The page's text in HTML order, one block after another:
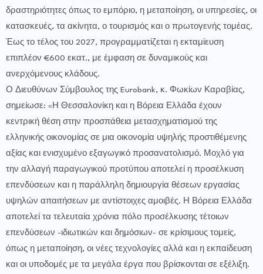
δραστηριότητες όπως το εμπόριο, η μεταποίηση, οι υπηρεσίες, οι
κατασκευές, τα ακίνητα, ο τουρισμός και ο πρωτογενής τομέας.
Έως το τέλος του 2027, προγραμματίζεται η εκταμίευση
επιπλέον €600 εκατ., με έμφαση σε δυναμικούς και
ανερχόμενους κλάδους.
Ο Διευθύνων Σύμβουλος της Eurobank, κ. Φωκίων Καραβίας,
σημείωσε: «Η Θεσσαλονίκη και η Βόρεια Ελλάδα έχουν
κεντρική θέση στην προσπάθεια μετασχηματισμού της
ελληνικής οικονομίας σε μια οικονομία υψηλής προστιθέμενης
αξίας και ενισχυμένο εξαγωγικό προσανατολισμό. Μοχλό για
την αλλαγή παραγωγικού προτύπου αποτελεί η προσέλκυση
επενδύσεων και η παράλληλη δημιουργία θέσεων εργασίας
υψηλών απαιτήσεων με αντίστοιχες αμοιβές. Η Βόρεια Ελλάδα
αποτελεί τα τελευταία χρόνια πόλο προσέλκυσης τέτοιων
επενδύσεων -ιδιωτικών και δημόσιων- σε κρίσιμους τομείς,
όπως η μεταποίηση, οι νέες τεχνολογίες αλλά και η εκπαίδευση
και οι υποδομές με τα μεγάλα έργα που βρίσκονται σε εξέλιξη.